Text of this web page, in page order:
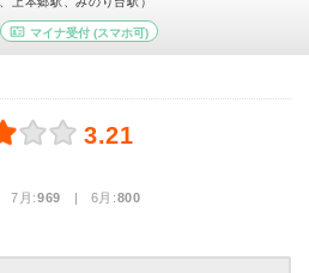
マイナ受付 (スマホ可)
3.21
7月:969 | 6月:800